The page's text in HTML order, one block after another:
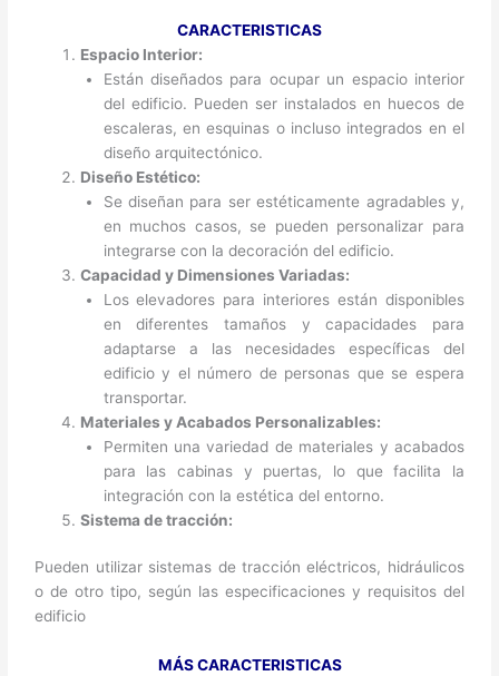
CARACTERISTICAS
Espacio Interior:
Están diseñados para ocupar un espacio interior
del edificio. Pueden ser instalados en huecos de
escaleras, en esquinas o incluso integrados en el
diseño arquitectónico.
Diseño Estético:
Se diseñan para ser estéticamente agradables y,
en muchos casos, se pueden personalizar para
integrarse con la decoración del edificio.
Capacidad y Dimensiones Variadas:
Los elevadores para interiores están disponibles
en diferentes tamaños y capacidades para
adaptarse a las necesidades específicas del
edificio y el número de personas que se espera
transportar.
Materiales y Acabados Personalizables:
Permiten una variedad de materiales y acabados
para las cabinas y puertas, lo que facilita la
integración con la estética del entorno.
Sistema de tracción:
Pueden utilizar sistemas de tracción eléctricos, hidráulicos
o de otro tipo, según las especificaciones y requisitos del
edificio
MÁS CARACTERISTICAS